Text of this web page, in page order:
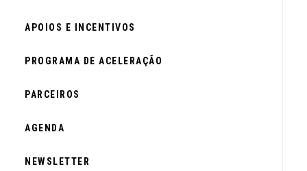
APOIOS E INCENTIVOS
PROGRAMA DE ACELERAÇÃO
PARCEIROS
AGENDA
NEWSLETTER